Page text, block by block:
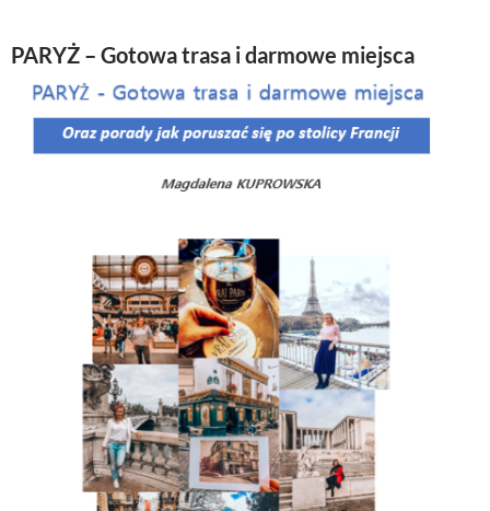
PARYŻ – Gotowa trasa i darmowe miejsca